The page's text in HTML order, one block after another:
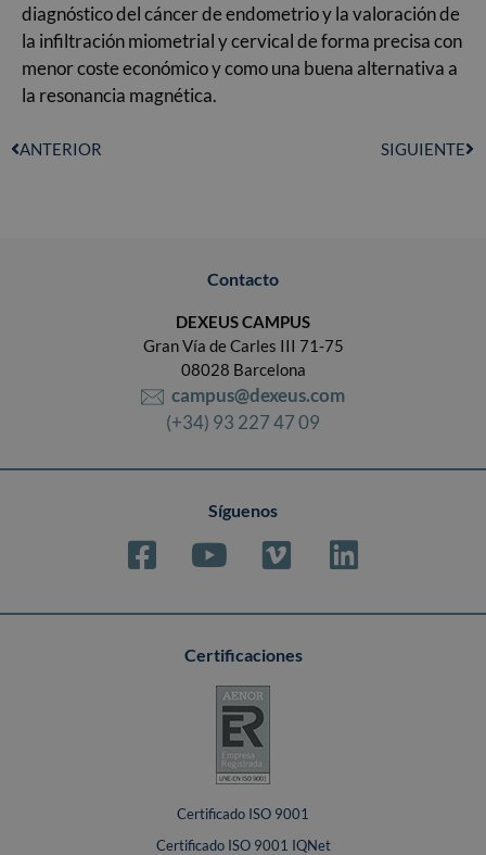
diagnóstico del cáncer de endometrio y la valoración de
la infiltración miometrial y cervical de forma precisa con
menor coste económico y como una buena alternativa a
la resonancia magnética.
ANTERIOR SIGUIENTE
Contacto
DEXEUS CAMPUS
Gran Vía de Carles III 71-75
08028 Barcelona
campus@dexeus.com
(+34) 93 227 47 09
Síguenos
Certificaciones
Certificado ISO 9001
Certificado ISO 9001 IQNet